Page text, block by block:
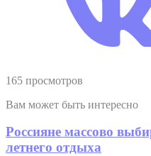
165 просмотров
Вам может быть интересно
Россияне массово
летнего отдыха